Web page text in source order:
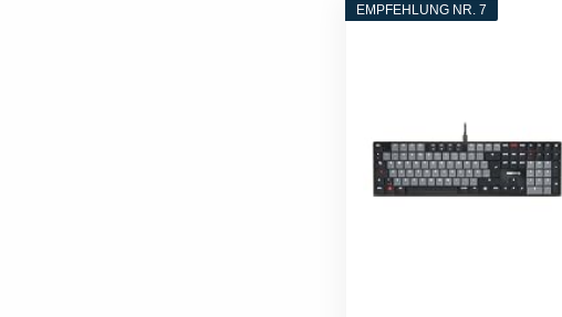
EMPFEHLUNG NR. 7